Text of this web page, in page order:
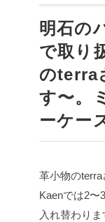
明石の
で取り
のterra
す〜。
ーケー
革小物のterra
Kaenでは2〜
入れ替わりま